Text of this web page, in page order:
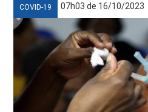
COVID-19 07h03 de 16/10/2023